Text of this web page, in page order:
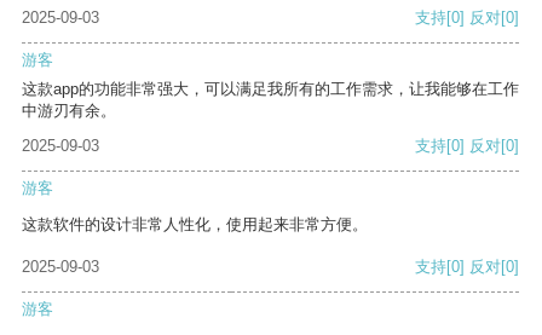
2025-09-03 支持[0] 反对[0]
游客
这款app的功能非常强大，可以满足我所有的工作需求，让我能够在工作
中游刃有余。
2025-09-03
支持[0] 反对[0]
游客
这款软件的设计非常人性化，使用起来非常方便。
2025-09-03 支持[0] 反对[0]
游客